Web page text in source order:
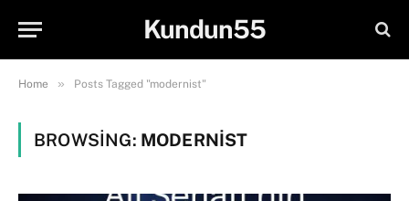
Kundun55
Home » Posts Tagged "modernist"
BROWSING: MODERNIST